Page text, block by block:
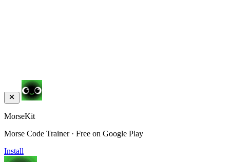
MorseKit
Morse Code Trainer · Free on Google Play
Install